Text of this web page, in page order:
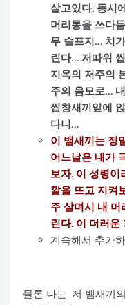
살고있다. 동시
머리통을 쓰다
무 슬프지… 치
린다… 저따위
지옥의 저주의
주의 음모로…
씹창새끼앞에
다니…
이 뱀새끼는 정
어느날은 내가
보자. 이 성령이
깔을 뜨고 지켜
주 살며시 내 머
린다. 이 더러운
계속해서 추가
물론 나는, 저 뱀새끼